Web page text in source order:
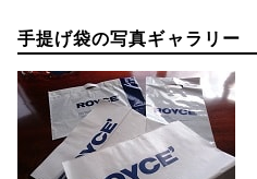
手提げ袋の写真ギャラリー